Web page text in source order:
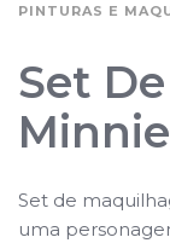
PINTURAS E
Set
Set de
uma